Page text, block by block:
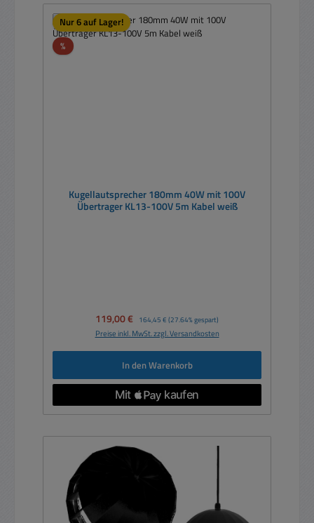
Nur 6 auf Lager!
%Rabatt
Kugellautsprecher 180mm 40W mit 100V
Übertrager KL13-100V 5m Kabel weiß
Verkaufspreis:
119,00 € Regulärer Preis:
164,45 € (27.64% gespart)
Preise inkl. MwSt. zzgl. Versandkosten
In den Warenkorb